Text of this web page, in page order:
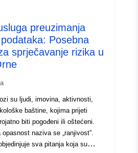
Resurs:
http://inspire.ec.europa.eu/
codelist/ResourceType/services
preuzimanja
Posebna
sprječavanje rizika u
su ljudi, imovina, aktivnosti,
baštine, kojima prijeti
biti pogođeni ili oštećeni.
naziva se „ranjivost”.
sva pitanja koja su